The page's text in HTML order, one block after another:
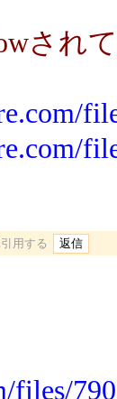
され
引用する
files/